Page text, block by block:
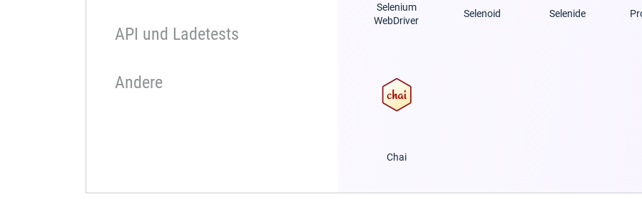
Selenium
WebDriver
Selenoid Selenide
Chai
API und Ladetests
Andere